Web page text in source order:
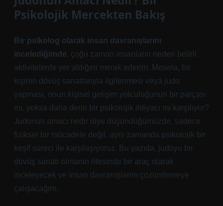
Psikolojik Mercekten Bakış
Bir psikolog olarak insan davranışlarını
incelediğimde, çoğu zaman insanların neden belirli
aktivitelerde yer aldığını merak ederim. Mesela, bir
kişinin dövüş sanatlarıyla ilgilenmesi veya judo
yapması, onun kişisel gelişim yolculuğunun bir parçası
mı, yoksa daha derin bir psikolojik ihtiyacı mı karşılıyor?
Judonun amacı nedir diye düşündüğümüzde, sadece
fiziksel bir mücadele değil, aynı zamanda psikolojik bir
keşif süreci ile karşılaşıyoruz. Bu yazıda, judoyu bir
dövüş sanatı olmanın ötesinde bir araç olarak
inceleyecek ve insan davranışlarını çözümlemeye
çalışacağım.